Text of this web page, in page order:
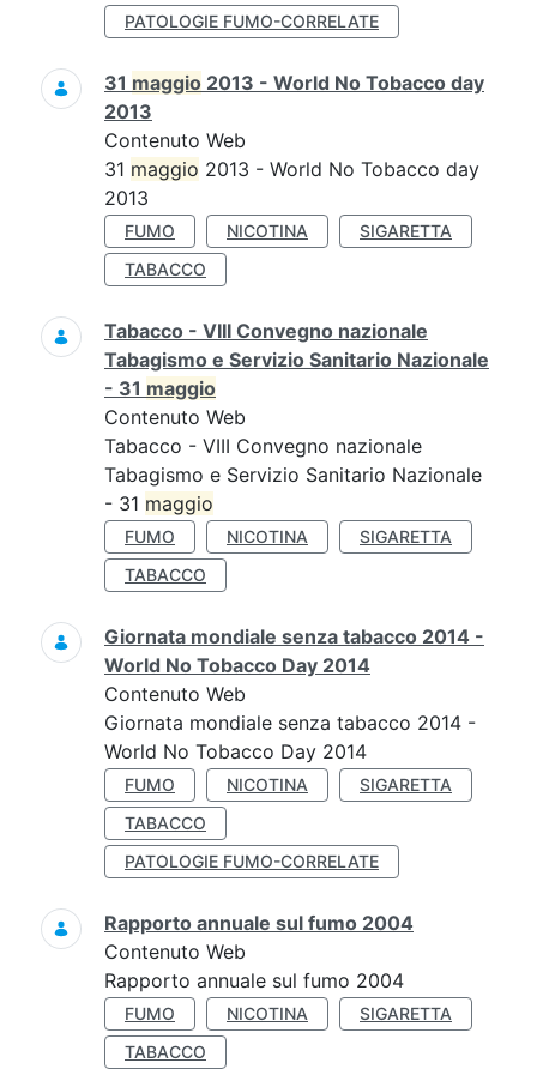
PATOLOGIE FUMO-CORRELATE
31 maggio 2013 - World No Tobacco day
2013
Contenuto Web
31 maggio 2013 - World No Tobacco day
2013
FUMO NICOTINA
SIGARETTA
TABACCO
Tabacco - VIII Convegno nazionale
Tabagismo e Servizio Sanitario Nazionale
- 31 maggio
Contenuto Web
Tabacco - VIII Convegno nazionale
Tabagismo e Servizio Sanitario Nazionale
- 31 maggio
FUMO NICOTINA
SIGARETTA
TABACCO
Giornata mondiale senza tabacco 2014 -
World No Tobacco Day 2014
Contenuto Web
Giornata mondiale senza tabacco 2014 -
World No Tobacco Day 2014
FUMO NICOTINA
SIGARETTA
TABACCO
PATOLOGIE FUMO-CORRELATE
Rapporto annuale sul fumo 2004
Contenuto Web
Rapporto annuale sul fumo 2004
FUMO NICOTINA
SIGARETTA
TABACCO